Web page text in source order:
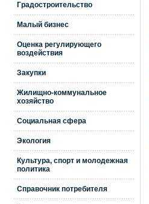
Градостроительство
Малый бизнес
Оценка регулирующего
воздействия
Закупки
Жилищно-коммунальное
хозяйство
Социальная сфера
Экология
Культура, спорт и молодежная
политика
Справочник потребителя